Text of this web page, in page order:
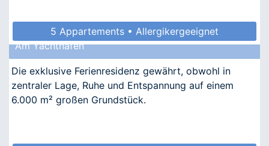
5 Appartements • Allergikergeeignet
Am Yachthafen
Die exklusive Ferienresidenz gewährt, obwohl in
zentraler Lage, Ruhe und Entspannung auf einem
6.000 m² großen Grundstück.